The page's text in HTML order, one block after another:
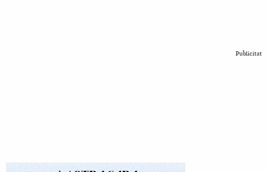
Publicitat